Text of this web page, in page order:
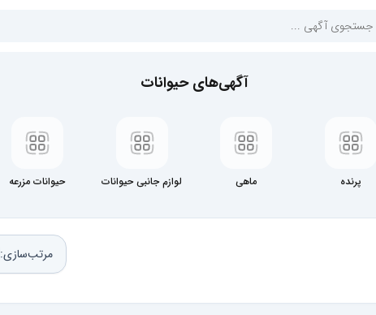
آگهی‌های حیوانات
پرنده ماهی لوازم جانبی حیوانات حیوانات مزرعه
مرتب‌سازی: